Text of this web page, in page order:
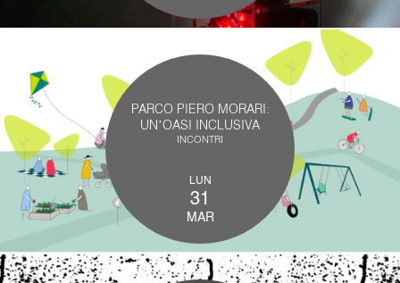
PARCO PIERO MORARI:
UN’OASI INCLUSIVA
INCONTRI
LUN
31
MAR